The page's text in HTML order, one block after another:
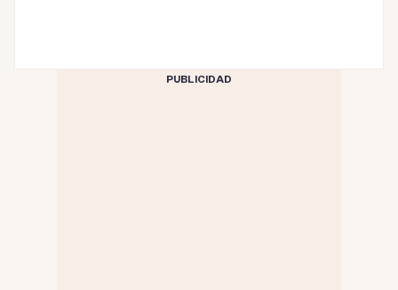
PUBLICIDAD